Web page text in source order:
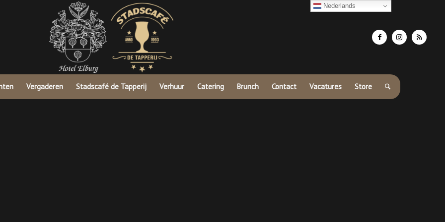
Vergaderen Stadscafé de Tapperij Verhuur Catering Brunch Contact Vacatures Store
Nederlands